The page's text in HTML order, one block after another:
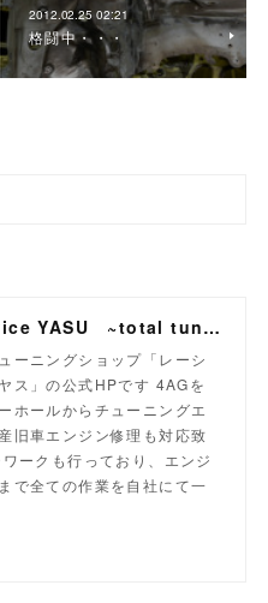
2012.02.25 02:21
格闘中・・・
Racing Service YASU ~total tuning proshop~
ーニングショップ「レーシ
ス」の公式HPです 4AGを
ホールからチューニングエ
旧車エンジン修理も対応致
ークも行っており、エンジ
で全ての作業を自社にて一